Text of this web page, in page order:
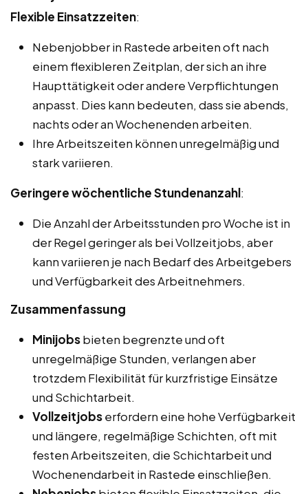
Flexible Einsatzzeiten:
Nebenjobber in Rastede arbeiten oft nach
einem flexibleren Zeitplan, der sich an ihre
Haupttätigkeit oder andere Verpflichtungen
anpasst. Dies kann bedeuten, dass sie abends,
nachts oder an Wochenenden arbeiten.
Ihre Arbeitszeiten können unregelmäßig und
stark variieren.
Geringere wöchentliche Stundenanzahl:
Die Anzahl der Arbeitsstunden pro Woche ist in
der Regel geringer als bei Vollzeitjobs, aber
kann variieren je nach Bedarf des Arbeitgebers
und Verfügbarkeit des Arbeitnehmers.
Zusammenfassung
Minijobsbieten begrenzte und oft
unregelmäßige Stunden, verlangen aber
trotzdem Flexibilität für kurzfristige Einsätze
und Schichtarbeit.
Vollzeitjobserfordern eine hohe Verfügbarkeit
und längere, regelmäßige Schichten, oft mit
festen Arbeitszeiten, die Schichtarbeit und
Wochenendarbeit in Rastede einschließen.